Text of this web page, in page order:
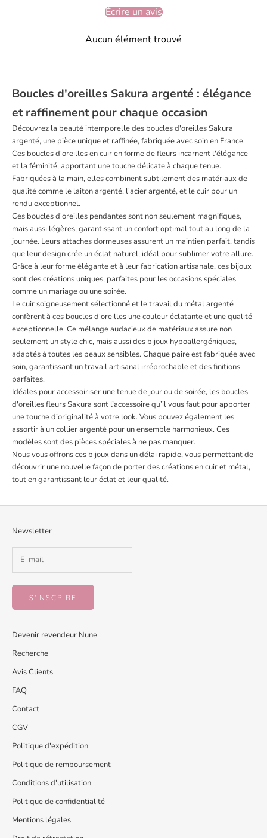
Écrire un avis
Aucun élément trouvé
Boucles d'oreilles Sakura argenté : élégance
et raffinement pour chaque occasion
Découvrez la beauté intemporelle des boucles d'oreilles Sakura
argenté, une pièce unique et raffinée, fabriquée avec soin en France.
Ces boucles d'oreilles en cuir en forme de fleurs incarnent l'élégance
et la féminité, apportant une touche délicate à chaque tenue.
Fabriquées à la main, elles combinent subtilement des matériaux de
qualité comme le laiton argenté, l'acier argenté, et le cuir pour un
rendu exceptionnel.
Ces boucles d'oreilles pendantes sont non seulement magnifiques,
mais aussi légères, garantissant un confort optimal tout au long de la
journée. Leurs attaches dormeuses assurent un maintien parfait, tandis
que leur design crée un éclat naturel, idéal pour sublimer votre allure.
Grâce à leur forme élégante et à leur fabrication artisanale, ces bijoux
sont des créations uniques, parfaites pour les occasions spéciales
comme un mariage ou une soirée.
Le cuir soigneusement sélectionné et le travail du métal argenté
confèrent à ces boucles d'oreilles une couleur éclatante et une qualité
exceptionnelle. Ce mélange audacieux de matériaux assure non
seulement un style chic, mais aussi des bijoux hypoallergéniques,
adaptés à toutes les peaux sensibles. Chaque paire est fabriquée avec
soin, garantissant un travail artisanal irréprochable et des finitions
parfaites.
Idéales pour accessoiriser une tenue de jour ou de soirée, les boucles
d'oreilles fleurs Sakura sont l’accessoire qu’il vous faut pour apporter
une touche d’originalité à votre look. Vous pouvez également les
assortir à un collier argenté pour un ensemble harmonieux. Ces
modèles sont des pièces spéciales à ne pas manquer.
Nous vous offrons ces bijoux dans un délai rapide, vous permettant de
découvrir une nouvelle façon de porter des créations en cuir et métal,
tout en garantissant leur éclat et leur qualité.
Newsletter
S'INSCRIRE
Devenir revendeur Nune
Recherche
Avis Clients
FAQ
Contact
CGV
Politique d'expédition
Politique de remboursement
Conditions d'utilisation
Politique de confidentialité
Mentions légales